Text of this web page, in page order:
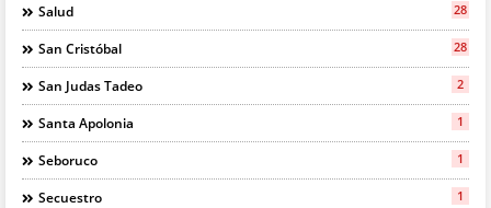
Salud 28
San Cristóbal 28
San Judas Tadeo 2
Santa Apolonia 1
Seboruco 1
Secuestro 1